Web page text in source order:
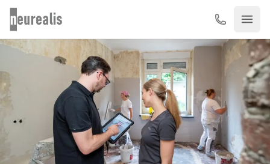
Zum Hauptinhalt springen